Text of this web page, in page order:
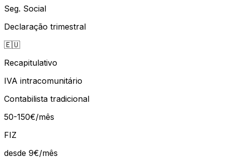
Seg. Social
Declaração trimestral
🇪🇺
Recapitulativo
IVA intracomunitário
Contabilista tradicional
50-150€/mês
FIZ
desde 9€/mês